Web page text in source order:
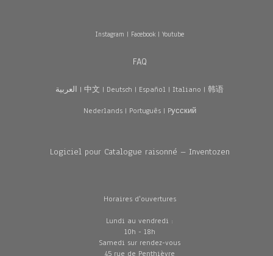
Instagram | Facebook| Youtube
FAQ
العربية | 中文 | Deutsch | Español | Italiano | 韩语
Nederlands| Português| Pусский
Logiciel pour Catalogue raisonné – Inventozen
Horaires d'ouvertures
Lundi au vendredi :
10h - 18h
Samedi sur rendez-vous
45 rue de Penthièvre